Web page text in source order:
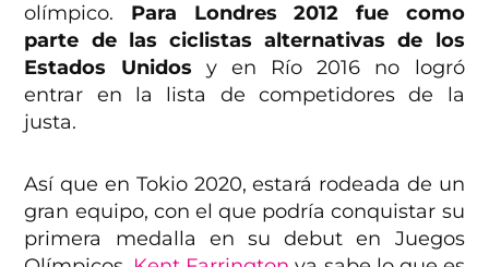
olímpico. Para Londres 2012 fue como
parte de las ciclistas alternativas de los
Estados Unidos y en Río 2016 no logró
entrar en la lista de competidores de la
justa.
Así que en Tokio 2020, estará rodeada de un
gran equipo, con el que podría conquistar su
primera medalla en su debut en Juegos